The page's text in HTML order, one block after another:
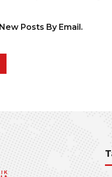
Posts By Email.